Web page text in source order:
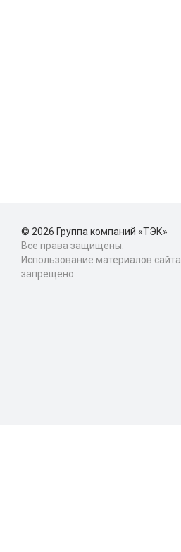
© 2026 Группа компаний «ТЭК»
Все права защищены.
Использование материалов сайта
запрещено.